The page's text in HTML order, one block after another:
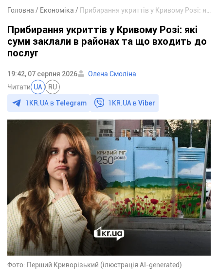
Головна Економіка
Прибирання укриттів у Кривому Розі: які
суми заклали в районах та що входить до
послуг
19:42, 07 серпня 2026
Олена Смоліна
Читати UA RU
1KR.UA в Telegram 1KR.UA вViber
Фото: Перший Криворізький (ілюстрація AI-generated)